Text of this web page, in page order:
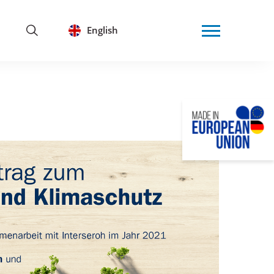
Menu
English